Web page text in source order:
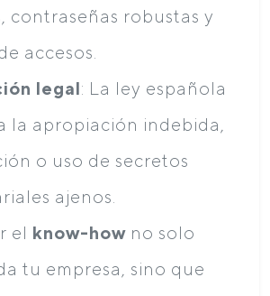
contraseñas robustas y
accesos.
legal: La ley española
la apropiación indebida,
o uso de secretos
ajenos.
el know-how no solo
tu empresa, sino que